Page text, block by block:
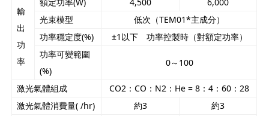
輸
出
功
率
光束模型
低次（TEM01*主成分）
功率穩定度(%)
±1以下 功率控製時（對額定功率）
功率可變範圍
(%)
0～100
激光氣體組成
CO2：CO：N2：He = 8：4：60：28
激光氣體消費量( /hr)
約3
約3